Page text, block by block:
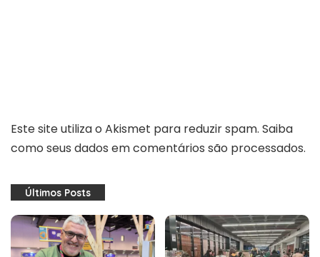
Este site utiliza o Akismet para reduzir spam. Saiba
como seus dados em comentários são processados.
Últimos Posts